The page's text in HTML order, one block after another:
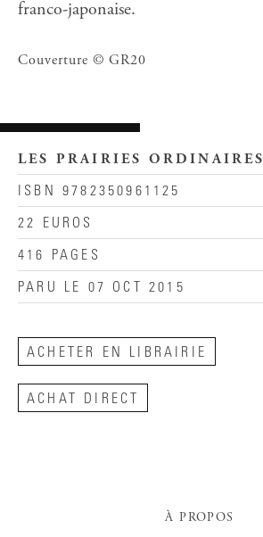
franco-japonaise.
Couverture © GR20
LES PRAIRIES ORDINAIRES
ISBN 9782350961125
22 EUROS
416 PAGES
PARU LE 07 OCT 2015
ACHETER EN LIBRAIRIE
ACHAT DIRECT
À PROPOS